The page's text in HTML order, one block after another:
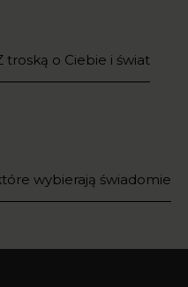
troską o Ciebie i świat
wybierają świadomie